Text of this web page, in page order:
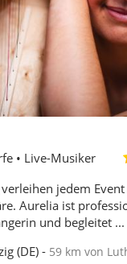
• Live-Musiker
jedem
Aurelia ist
und begleitet ...
(DE) - 59 km von